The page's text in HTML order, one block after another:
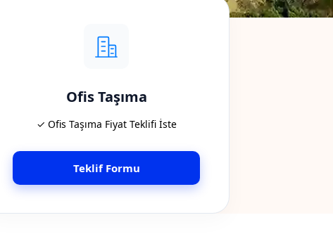
Ofis Taşıma
✓ Ofis Taşıma Fiyat Teklifi İste
Teklif Formu